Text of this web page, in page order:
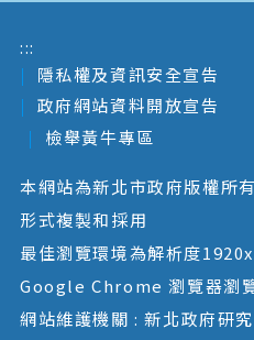
:::
隱私權及資訊安全宣告
政府網站資料開放宣告
檢舉黃牛專區
本網站為新北市政府版權所
形式複製和採用
最佳瀏覽環境為解析度
Google Chrome 瀏覽器瀏
網站維護機關 : 新北政府研